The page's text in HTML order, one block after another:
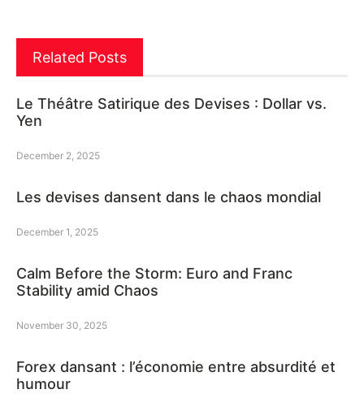
Related Posts
Le Théâtre Satirique des Devises : Dollar vs.
Yen
December 2, 2025
Les devises dansent dans le chaos mondial
December 1, 2025
Calm Before the Storm: Euro and Franc
Stability amid Chaos
November 30, 2025
Forex dansant : l’économie entre absurdité et
humour